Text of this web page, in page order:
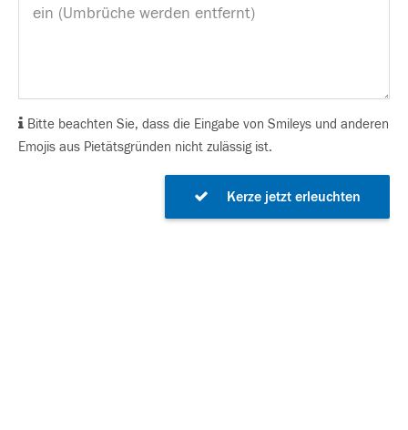
Bitte beachten Sie, dass die Eingabe von Smileys und anderen
Emojis aus Pietätsgründen nicht zulässig ist.
Kerze jetzt erleuchten